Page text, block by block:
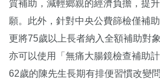
質補助，減輕鄉親的經濟負擔，提
願。此外，針對中央公費篩檢僅補
更將75歲以上長者納入全額補助對
亦可以使用「無痛大腸鏡檢查補助計
62歲的陳先生長期有排便習慣改變